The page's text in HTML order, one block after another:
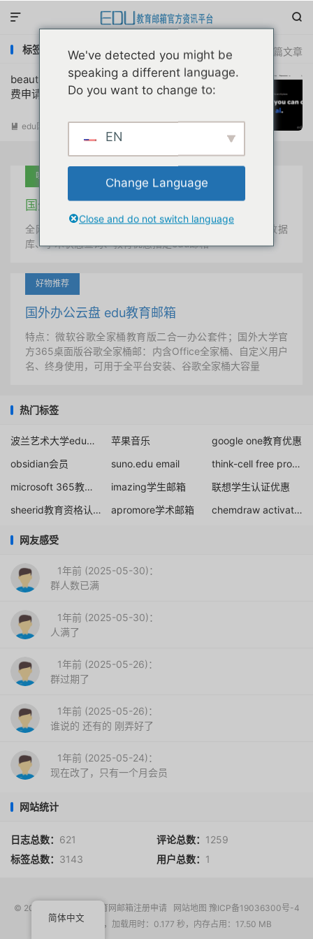


共 1 篇文章
标签：beautiful.ai教育优惠计划
beautiful.ai文稿演示工具edu教育邮箱免
费申请1年PRO订阅图文教程
 edu国外优惠 阅读(1954)
吐血推荐
国外学术美国 edu教育邮箱
全网唯一首发、自定义用户名、终身使用、学术文献数据
库、学术状态查询、教育优惠指定edu邮箱
好物推荐
国外办公云盘 edu教育邮箱
特点：微软谷歌全家桶教育版二合一办公套件；国外大学官
方365桌面版谷歌全家桶邮：内含Office全家桶、自定义用户
名、终身使用，可用于全平台安装、谷歌全家桶大容量
热门标签
波兰艺术大学edu邮箱 苹果音乐
google one教育优惠
obsidian会员
suno.edu email
think-cell free professor license
microsoft 365教育版
imazing学生邮箱
联想学生认证优惠
sheerid教育资格认证
apromore学术邮箱 chemdraw activation code
网友感受
1年前 (2025-05-30)：
群人数已满
1年前 (2025-05-30)：
人满了
1年前 (2025-05-26)：
群过期了
1年前 (2025-05-26)：
谁说的 还有的 刚弄好了
1年前 (2025-05-24)：
现在改了，只有一个月会员
网站统计
日志总数： 621 评论总数： 1259
标签总数： 3143 用户总数： 1
© 2017-2026 EDU教育网邮箱注册申请 网站地图 豫ICP备19036300号-4
请求次数：17 次，加载用时：0.177 秒，内存占用：17.50 MB
简体中文
We've detected you might be
speaking a different language.
Do you want to change to:
EN
Change Language
Close and do not switch language